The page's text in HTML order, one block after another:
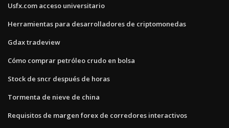
Usfx.com acceso universitario
Herramientas para desarrolladores de criptomonedas
Gdax tradeview
Cómo comprar petróleo crudo en bolsa
Stock de sncr después de horas
Tormenta de nieve de china
Requisitos de margen forex de corredores interactivos